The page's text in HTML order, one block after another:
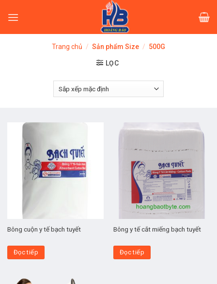
Trang chủ / Sản phẩm Size / 500G
LỌC
Bông cuộn y tế bạch tuyết
Đọc tiếp
Bông y tế cắt miếng bạch tuyết
Đọc tiếp